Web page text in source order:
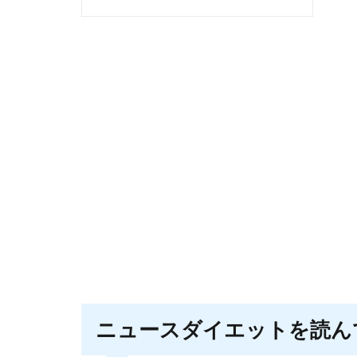
ニュースダイエットを読